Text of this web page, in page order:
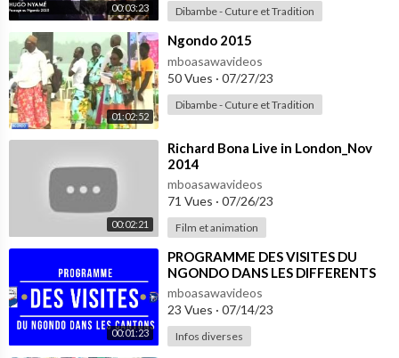
00:03:23 Dibambe - Cuture et Tradition
01:02:52
⁣Ngondo 2015
mboasawavideos
50 Vues · 07/27/23
Dibambe - Cuture et Tradition
00:02:21
⁣Richard Bona Live in London_Nov
2014
mboasawavideos
71 Vues · 07/26/23
Film et animation
00:01:23
⁣PROGRAMME DES VISITES DU
NGONDO DANS LES DIFFERENTS
CANTONS
mboasawavideos
23 Vues · 07/14/23
Infos diverses